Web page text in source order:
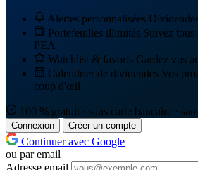
Alertes personnalisées
Portefeuilles illimités Suivez tous
PEA
Watchlist & favoris Gardez vos
Calendrier de dividendes Vos
coup d'œil
100 % gratuit · sans carte bancaire ·
Connexion Créer un compte
Continuer avec Google
ou par email
Adresse email